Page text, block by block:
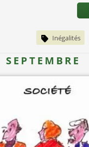
Inégalités
SEPTEMBRE